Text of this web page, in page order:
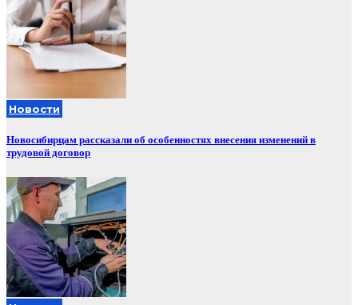
Новости
Новосибирцам рассказали об особенностях внесения изменений в
трудовой договор